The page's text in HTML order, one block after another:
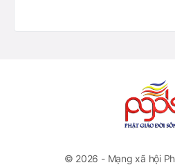
© 2026 - Mạng xã hội